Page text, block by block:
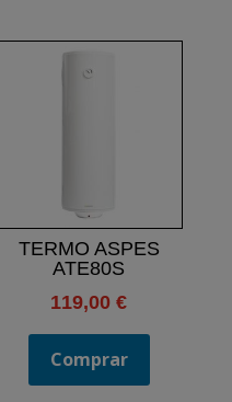
TERMO ASPES
ATE80S
119,00€
Comprar